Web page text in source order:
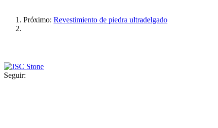
Próximo: Revestimiento de piedra ultradelgado
Seguir: